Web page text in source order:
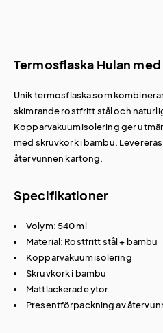
Termosflaska Hulan
Unik termosflaska som
skimrande rostfritt stål och
Kopparvakuumisolering ger
med skruvkork i bambu.
återvunnen kartong.
Specifikationer
Volym: 540 ml
Material: Rostfritt stål + bambu
Kopparvakuumisolering
Skruvkork i bambu
Mattlackerade ytor
Presentförpackning av